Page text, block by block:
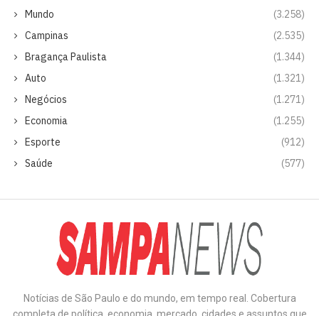
Mundo
(3.258)
Campinas
(2.535)
Bragança Paulista
(1.344)
Auto
(1.321)
Negócios
(1.271)
Economia
(1.255)
Esporte
(912)
Saúde
(577)
Notícias de São Paulo e do mundo, em tempo real. Cobertura